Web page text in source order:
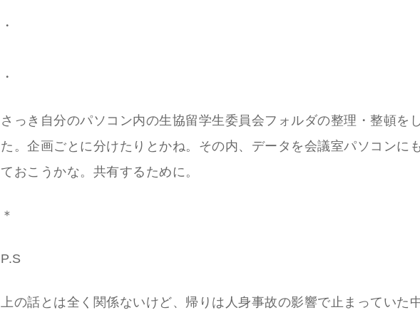
・
・
さっき自分のパソコン内の生協留学生委員会フォルダの整理・整頓を
た。企画ごとに分けたりとかね。その内、データを会議室パソコンに
ておこうかな。共有するために。
＊
P.S
上の話とは全く関係ないけど、帰りは人身事故の影響で止まっていた